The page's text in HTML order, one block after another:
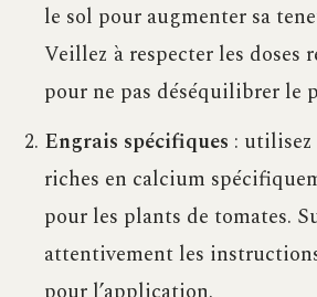
le sol pour augmenter sa
Veillez à respecter les doses
pour ne pas déséquilibrer le
Engrais spécifiques : utilisez
riches en calcium
pour les plants de tomates.
attentivement les